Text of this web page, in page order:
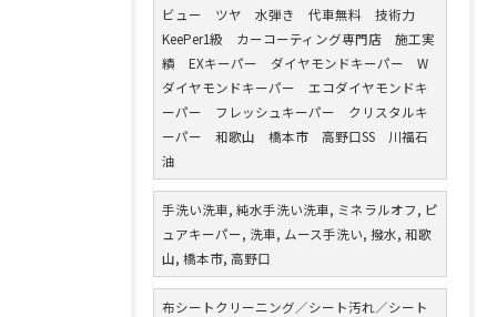
ビュー ツヤ 水弾き 代車無料 技術力
KeePer1級 カーコーティング専門店 施工実
績 EXキーパー ダイヤモンドキーパー W
ダイヤモンドキーパー エコダイヤモンドキ
ーパー フレッシュキーパー クリスタルキ
ーパー 和歌山 橋本市 高野口SS 川福石
油
手洗い洗車, 純水手洗い洗車, ミネラルオフ, ピ
ュアキーパー, 洗車, ムース手洗い, 撥水, 和歌
山, 橋本市, 高野口
布シートクリーニング／シート汚れ／シート